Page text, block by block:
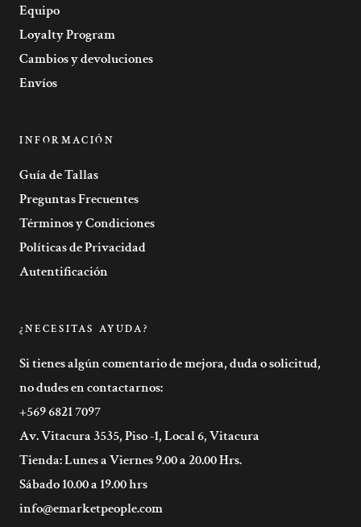
Equipo
Loyalty Program
Cambios y devoluciones
Envíos
INFORMACIÓN
Guía de Tallas
Preguntas Frecuentes
Términos y Condiciones
Políticas de Privacidad
Autentificación
¿NECESITAS AYUDA?
Si tienes algún comentario de mejora, duda o solicitud,
no dudes en contactarnos:
+569 6821 7097
Av. Vitacura 3535, Piso -1, Local 6, Vitacura
Tienda: Lunes a Viernes 9.00 a 20.00 Hrs.
Sábado 10.00 a 19.00 hrs
info@emarketpeople.com